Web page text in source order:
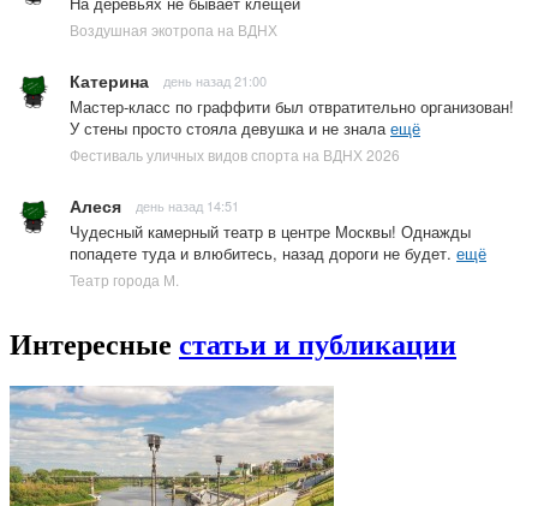
Воздушная экотропа на ВДНХ
Катерина день назад 21:00
Мастер-класс по граффити был отвратительно организован!
У стены просто стояла девушка и не зналаещё
Фестиваль уличных видов спорта на ВДНХ 2026
Алеся день назад 14:51
Чудесный камерный театр в центре Москвы! Однажды
попадете туда и влюбитесь, назад дороги не будет. ещё
Театр города М.
Интересные статьи и публикации